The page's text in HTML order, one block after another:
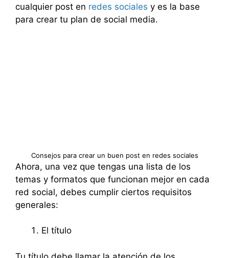
cualquier post en redes sociales y es la base
para crear tu plan de social media.
Consejos para crear un buen post en redes sociales
Ahora, una vez que tengas una lista de los
temas y formatos que funcionan mejor en cada
red social, debes cumplir ciertos requisitos
generales:
El título